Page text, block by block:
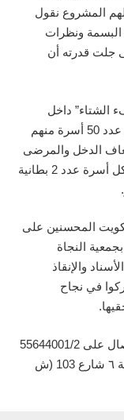
المشروع نقول
البسمة ونظرات
جلت قدرته أن
الشتاء” داخل
الكويت أجاب السحيب: استفاد من المشروع عدد 50 أسرة منهم
الدخل والمرضى
وغيرها من الحالات المستحقة، حيث قدمنا لكل أسرة عدد 2 بطانية
المحسنين على
النجاة
والإنقاذ
في نجاح
للتواصل مع زكاة سلوى ودعم المشروع الاتصال على 55644001/2
أو زيارة مقر زكاة سلوى بمنطقة سلوى قطعة ٦ شارع 103 (ش